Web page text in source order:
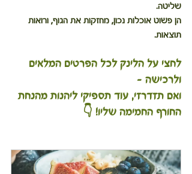
שליטה.
הן פשוט אוכלות נכון, מחזקות את הגוף, ורואות
תוצאות.
לחצי על הלינק לכל הפרטים המלאים
ולרכישה -
ואם תזדרזי, עוד תספיקי ליהנות מהנחת
החורף החמימה שליו! 👇